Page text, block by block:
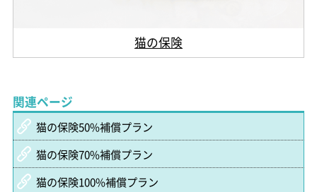
猫の保険
関連ページ
猫の保険50%補償プラン
猫の保険70%補償プラン
猫の保険100%補償プラン